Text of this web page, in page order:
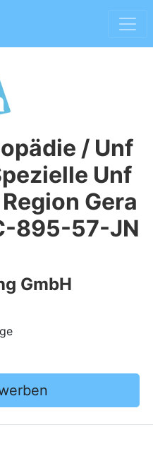
/ Unf
Unf
Gera
895-57-JN
GmbH